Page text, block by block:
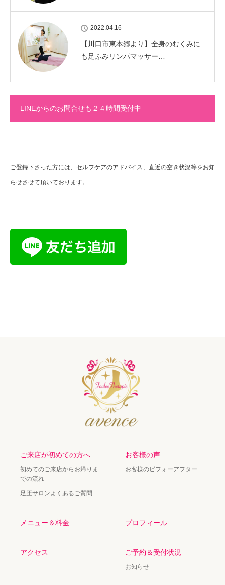
2022.04.16
【川口市東本郷より】全身のむくみに
も足ふみリンパマッサー…
LINEからのお問合せも２４時間受付中
ご登録下さった方には、セルフケアのアドバイス、直近の空き状況等をお知
らせさせて頂いております。
ご来店が初めての方へ
初めてのご来店からお帰りま
での流れ
足圧サロンよくあるご質問
お客様の声
お客様のビフォーアフター
メニュー＆料金 プロフィール
アクセス ご予約＆受付状況
お知らせ